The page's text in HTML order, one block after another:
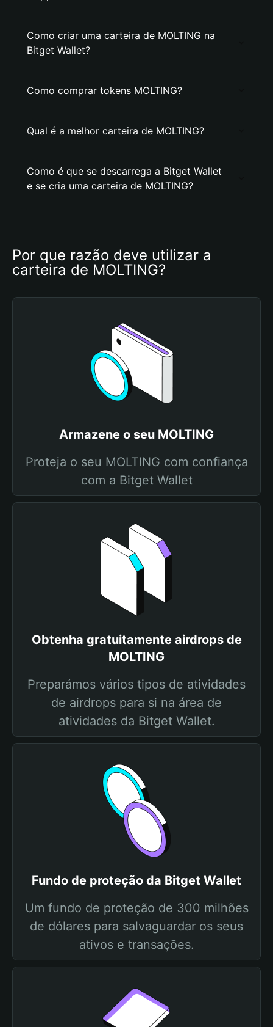
Como criar uma carteira de MOLTING na
Bitget Wallet?
Como comprar tokens MOLTING?
Qual é a melhor carteira de MOLTING?
Como é que se descarrega a Bitget Wallet
e se cria uma carteira de MOLTING?
Por que razão deve utilizar a
carteira de MOLTING?
Armazene o seu MOLTING
Proteja o seu MOLTING com confiança
com a Bitget Wallet
Obtenha gratuitamente airdrops de
MOLTING
Preparámos vários tipos de atividades
de airdrops para si na área de
atividades da Bitget Wallet.
Fundo de proteção da Bitget Wallet
Um fundo de proteção de 300 milhões
de dólares para salvaguardar os seus
ativos e transações.